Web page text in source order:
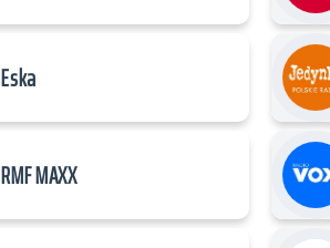
Eska
RMF MAXX